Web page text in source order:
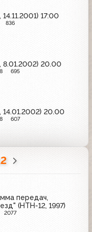
17:00
836
8.01.2002) 20.00
695
20.00
607
передач,
(НТН-12, 1997)
2077